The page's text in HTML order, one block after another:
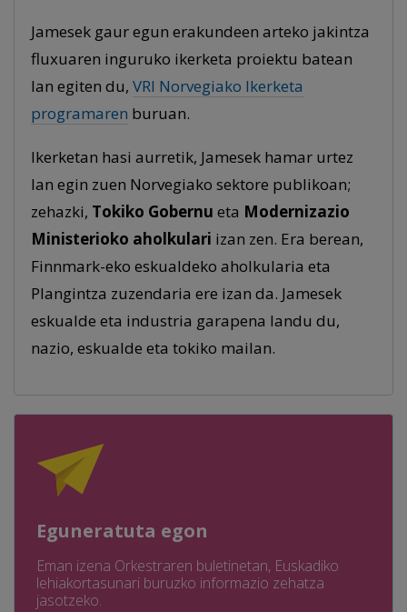
Jamesek gaur egun erakundeen arteko jakintza
fluxuaren inguruko ikerketa proiektu batean
lan egiten du, VRI Norvegiako Ikerketa
programaren buruan.
Ikerketan hasi aurretik, Jamesek hamar urtez
lan egin zuen Norvegiako sektore publikoan;
zehazki, Tokiko Gobernu eta Modernizazio
Ministerioko aholkulari izan zen. Era berean,
Finnmark-eko eskualdeko aholkularia eta
Plangintza zuzendaria ere izan da. Jamesek
eskualde eta industria garapena landu du,
nazio, eskualde eta tokiko mailan.
Eguneratuta egon
Eman izena Orkestraren buletinetan, Euskadiko
lehiakortasunari buruzko informazio zehatza
jasotzeko.